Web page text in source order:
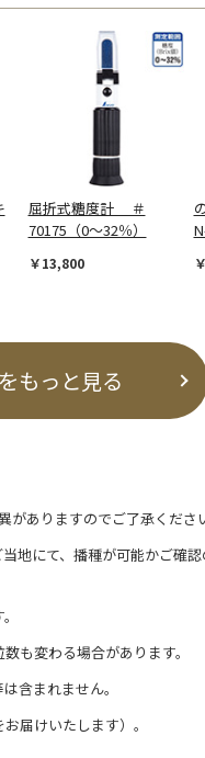
屈折式糖度計 ＃
70175（0～32％）
￥13,800
もっと見る
ありますのでご了承くださ
地にて、播種が可能かご確
も変わる場合があります。
含まれません。
届けいたします）。